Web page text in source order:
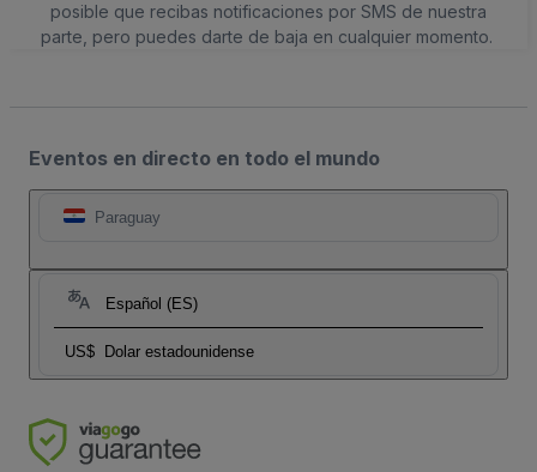
posible que recibas notificaciones por SMS de nuestra
parte, pero puedes darte de baja en cualquier momento.
Eventos en directo en todo el mundo
Paraguay
Español (ES)
US$ Dolar estadounidense